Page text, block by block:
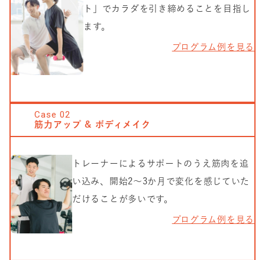
ト」でカラダを引き締めることを目指し
ます。
プログラム例を見る
Case02
筋力アップ & ボディメイク
トレーナーによるサポートのうえ筋肉を追
い込み、開始2〜3か月で変化を感じていた
だけることが多いです。
プログラム例を見る